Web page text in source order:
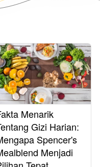
Menarik
Gizi Harian:
Spencer's
Menjadi